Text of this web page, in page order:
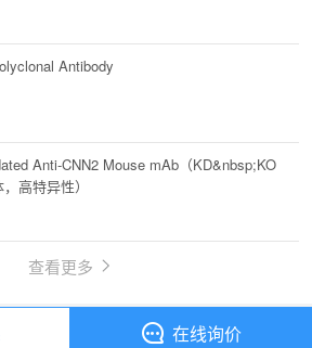
Antibody
Anti-CNN2 Mouse mAb（KD&nbsp;KO
高特异性）
查看更多
在线询价